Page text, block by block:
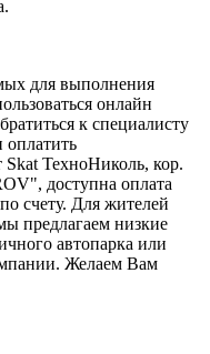
для выполнения
онлайн
к специалисту
оплатить
ТехноНиколь, кор.
доступна оплата
счету. Для жителей
предлагаем низкие
автопарка или
Желаем Вам